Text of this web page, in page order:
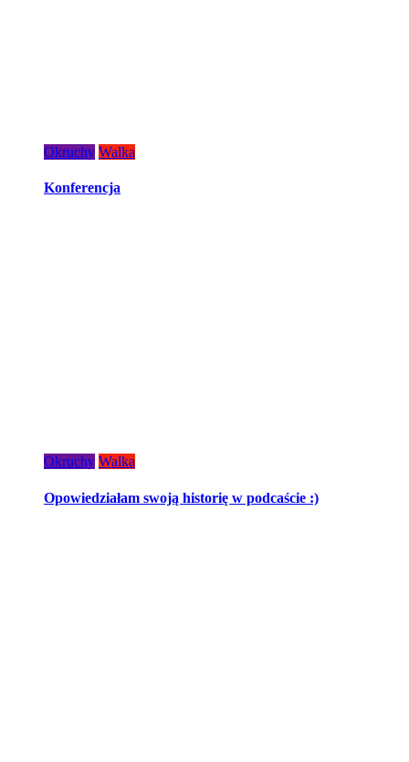
Okruchy Walka
Konferencja
Okruchy Walka
Opowiedziałam swoją historię w podcaście :)